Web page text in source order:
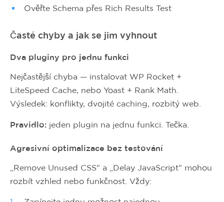
Ověřte Schema přes Rich Results Test
Časté chyby a jak se jim vyhnout
Dva pluginy pro jednu funkci
Nejčastější chyba — instalovat WP Rocket +
LiteSpeed Cache, nebo Yoast + Rank Math.
Výsledek: konflikty, dvojité caching, rozbitý web.
Pravidlo: jeden plugin na jednu funkci. Tečka.
Agresivní optimalizace bez testování
„Remove Unused CSS" a „Delay JavaScript" mohou
rozbít vzhled nebo funkčnost. Vždy: